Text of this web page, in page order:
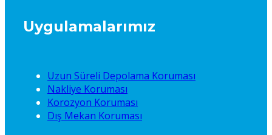
Uygulamalarımız
Uzun Süreli Depolama Koruması
Nakliye Koruması
Korozyon Koruması
Dış Mekan Koruması